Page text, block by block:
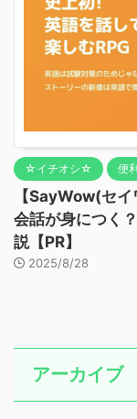
☆イチオシ☆ 便
【SayWow(セ
会話が身につく
説【PR】
2025/8/28
アーカイブ